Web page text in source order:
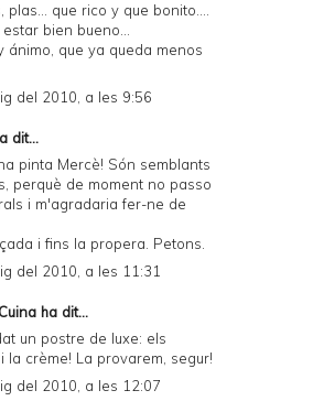
plas... que rico y que bonito....
bien bueno...
ánimo, que ya queda menos
del 2010, a les 9:56
dit...
pinta Mercè! Són semblants
perquè de moment no passo
i m'agradaria fer-ne de
i fins la propera. Petons.
del 2010, a les 11:31
ha dit...
un postre de luxe: els
la crème! La provarem, segur!
del 2010, a les 12:07